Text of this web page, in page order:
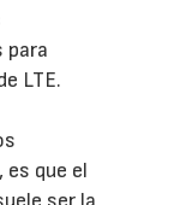
para
LTE.
que el